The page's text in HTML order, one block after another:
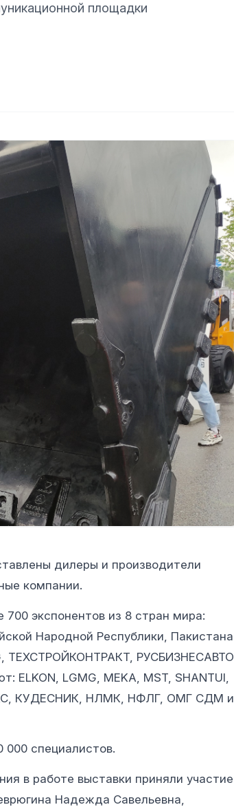
площадки
дилеры и производители
компании.
экспонентов из 8 стран мира:
Народной Республики, Пакистана
ТЕХСТРОЙКОНТРАКТ,
ELKON, LGMG, MEKA, MST, SHANTUI,
КУДЕСНИК, НЛМК, НФЛГ, ОМГ СДМ и
000 специалистов.
в работе выставки приняли участие
Надежда Савельевна,